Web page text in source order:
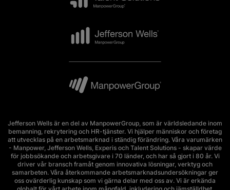
Jefferson Wells är en del av ManpowerGroup, som är världsledande inom
bemanning, rekrytering och HR-tjänster. Vi hjälper människor och företag
att utvecklas på en arbetsmarknad i ständig förändring. Våra varumärken
- Manpower, Jefferson Wells, Experis och Talent Solutions - skapar värde
för jobbsökande och arbetsgivare i 70 länder, och har så gjort i 80 år. Vi
driver vår bransch framåt genom innovativa lösningar, verktyg och
samarbeten. Våra återkommande arbetsmarknadsundersökningar ger
oss ovärderlig kunskap som vi gärna delar med oss av. Vi är erkända